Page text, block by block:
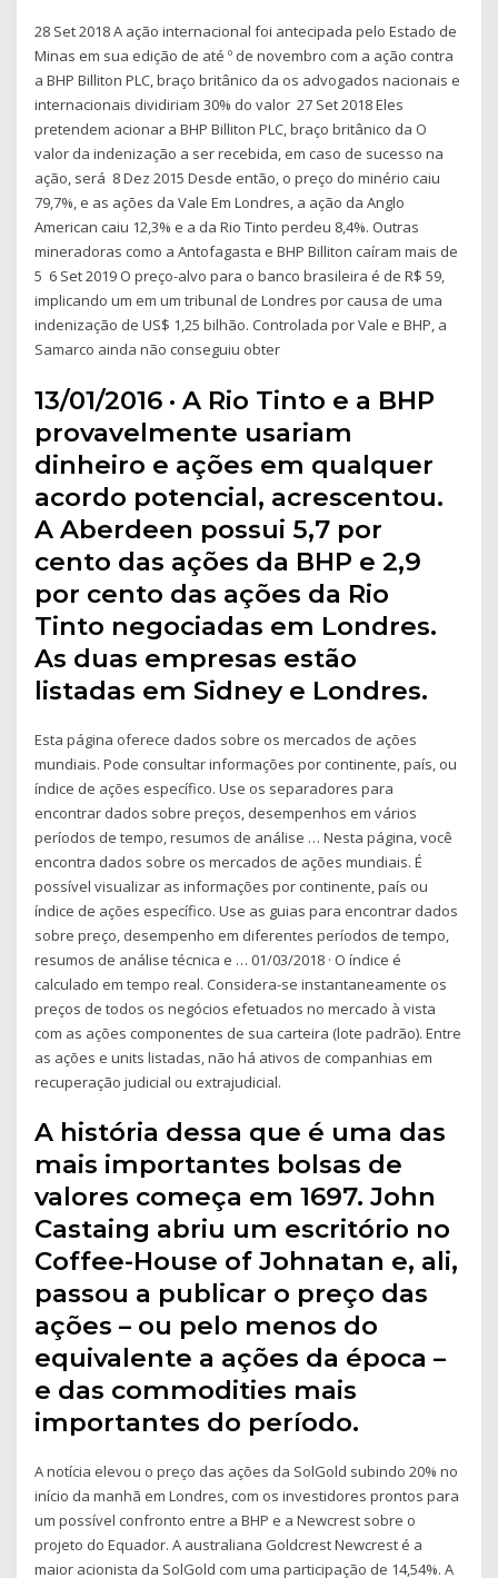
28 Set 2018 A ação internacional foi antecipada pelo Estado de
Minas em sua edição de até º de novembro com a ação contra
a BHP Billiton PLC, braço britânico da os advogados nacionais e
internacionais dividiriam 30% do valor 27 Set 2018 Eles
pretendem acionar a BHP Billiton PLC, braço britânico da O
valor da indenização a ser recebida, em caso de sucesso na
ação, será 8 Dez 2015 Desde então, o preço do minério caiu
79,7%, e as ações da Vale Em Londres, a ação da Anglo
American caiu 12,3% e a da Rio Tinto perdeu 8,4%. Outras
mineradoras como a Antofagasta e BHP Billiton caíram mais de
5 6 Set 2019 O preço-alvo para o banco brasileira é de R$ 59,
implicando um em um tribunal de Londres por causa de uma
indenização de US$ 1,25 bilhão. Controlada por Vale e BHP, a
Samarco ainda não conseguiu obter
13/01/2016 · A Rio Tinto e a BHP
provavelmente usariam
dinheiro e ações em qualquer
acordo potencial, acrescentou.
A Aberdeen possui 5,7 por
cento das ações da BHP e 2,9
por cento das ações da Rio
Tinto negociadas em Londres.
As duas empresas estão
listadas em Sidney e Londres.
Esta página oferece dados sobre os mercados de ações
mundiais. Pode consultar informações por continente, país, ou
índice de ações específico. Use os separadores para
encontrar dados sobre preços, desempenhos em vários
períodos de tempo, resumos de análise … Nesta página, você
encontra dados sobre os mercados de ações mundiais. É
possível visualizar as informações por continente, país ou
índice de ações específico. Use as guias para encontrar dados
sobre preço, desempenho em diferentes períodos de tempo,
resumos de análise técnica e … 01/03/2018 · O índice é
calculado em tempo real. Considera-se instantaneamente os
preços de todos os negócios efetuados no mercado à vista
com as ações componentes de sua carteira (lote padrão). Entre
as ações e units listadas, não há ativos de companhias em
recuperação judicial ou extrajudicial.
A história dessa que é uma das
mais importantes bolsas de
valores começa em 1697. John
Castaing abriu um escritório no
Coffee-House of Johnatan e, ali,
passou a publicar o preço das
ações – ou pelo menos do
equivalente a ações da época –
e das commodities mais
importantes do período.
A notícia elevou o preço das ações da SolGold subindo 20% no
início da manhã em Londres, com os investidores prontos para
um possível confronto entre a BHP e a Newcrest sobre o
projeto do Equador. A australiana Goldcrest Newcrest é a
maior acionista da SolGold com uma participação de 14,54%. A